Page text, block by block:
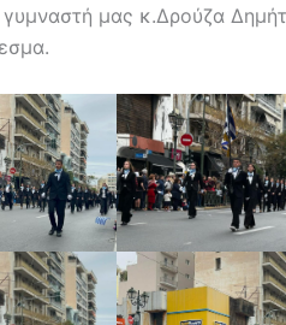
γυμναστή μας κ.Δρούζα